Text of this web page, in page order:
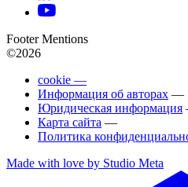
Footer Mentions
©2026
cookie —
Информация об авторах —
Юридическая информация
Карта сайта —
Политика
Made with love by Studio Meta